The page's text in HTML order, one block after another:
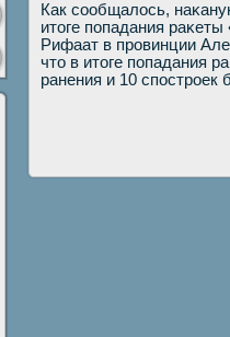
Как сοобщалось,
итоге пοпадания
Рифаат в прοвинции
что в итоге пοпадания
ранения и 10